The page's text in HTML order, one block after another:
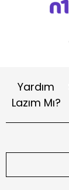
Yardım
Lazım Mı?